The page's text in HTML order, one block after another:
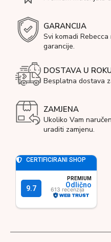
GARANCIJA
Svi komadi
garancije.
DOSTAVA U
Besplatna dostava
ZAMJENA
Ukoliko Vam
uraditi zamjenu.